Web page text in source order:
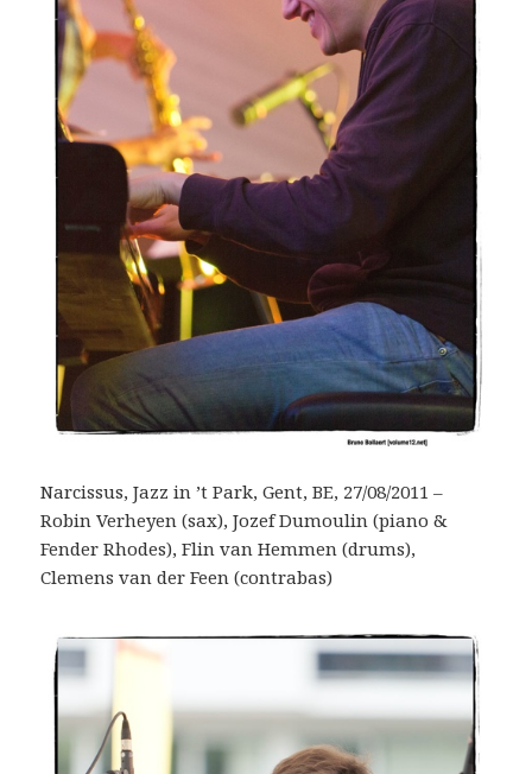
Narcissus, Jazz in ’t Park, Gent, BE, 27/08/2011 –
Robin Verheyen (sax), Jozef Dumoulin (piano &
Fender Rhodes), Flin van Hemmen (drums),
Clemens van der Feen (contrabas)